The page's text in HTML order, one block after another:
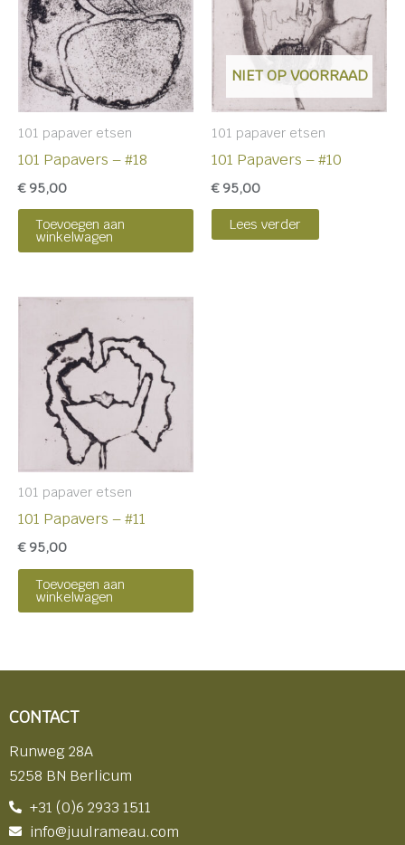
101 papaver etsen
101 Papavers – #18
€95,00
Toevoegen aan
winkelwagen
NIET OP VOORRAAD
101 papaver etsen
101 Papavers – #10
€95,00
Lees verder
101 papaver etsen
101 Papavers – #11
€95,00
Toevoegen aan
winkelwagen
CONTACT
Runweg 28A
5258 BN Berlicum
+31 (0)6 2933 1511
info@juulrameau.com